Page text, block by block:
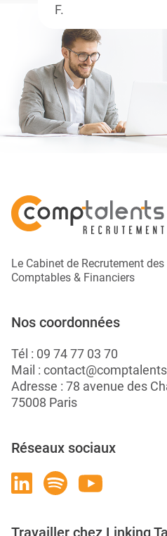
F.
Le Cabinet de Recrutement
Comptables & Financiers
Nos coordonnées
Tél : 09 74 77 03 70
Mail :
Adresse : 78 avenue des
75008 Paris
Réseaux sociaux
Travailler chez Linking